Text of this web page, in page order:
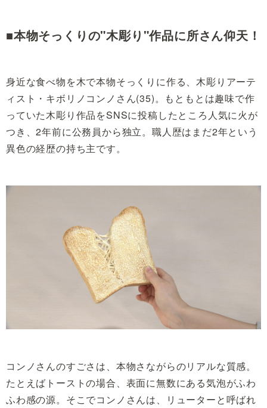
■本物そっくりの"木彫り"作品に所さん仰天！
身近な食べ物を木で本物そっくりに作る、木彫りアーテ
ィスト・キボリノコンノさん(35)。もともとは趣味で作
っていた木彫り作品をSNSに投稿したところ人気に火が
つき、2年前に公務員から独立。職人歴はまだ2年という
異色の経歴の持ち主です。
コンノさんのすごさは、本物さながらのリアルな質感。
たとえばトーストの場合、表面に無数にある気泡がふわ
ふわ感の源。そこでコンノさんは、リューターと呼ばれ